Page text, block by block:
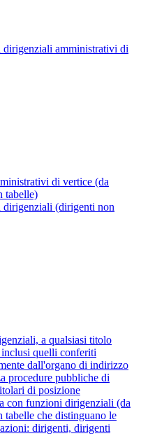
amministrativi di
di vertice (da
tabelle)
(dirigenti non
a qualsiasi titolo
quelli conferiti
dall'organo di indirizzo
procedure pubbliche di
di posizione
con funzioni dirigenziali (da
tabelle che distinguano le
dirigenti, dirigenti